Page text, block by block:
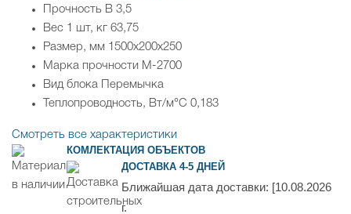
Прочность B 3,5
Вес 1 шт, кг 63,75
Размер, мм 1500х200х250
Марка прочности М-2700
Вид блока
Перемычка
Теплопроводность, Вт/м°С 0,183
Смотреть все характеристики
КОМЛЕКТАЦИЯ ОБЪЕКТОВ
ДОСТАВКА 4-5 ДНЕЙ
Ближайшая дата доставки: [10.08.2026
г.